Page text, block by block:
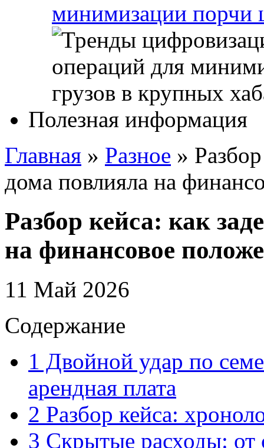
минимизации порчи
Полезная информация
Главная » Разное »
дома повлияла на
Разбор кейса: как
на финансовое
11 Май 2026
Содержание
1 Двойной удар по
арендная плата
2 Разбор кейса:
3 Скрытые расходы: от